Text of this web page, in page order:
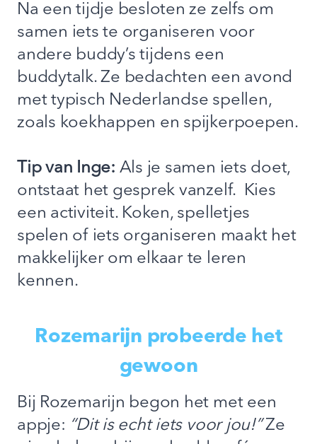
Na een tijdje besloten ze zelfs om
samen iets te organiseren voor
andere buddy’s tijdens een
buddytalk. Ze bedachten een avond
met typisch Nederlandse spellen,
zoals koekhappen en spijkerpoepen.
Tip van Inge: Als je samen iets doet,
ontstaat het gesprek vanzelf. Kies
een activiteit. Koken, spelletjes
spelen of iets organiseren maakt het
makkelijker om elkaar te leren
kennen.
Rozemarijn probeerde het
gewoon
Bij Rozemarijn begon het met een
appje: “Dit is echt iets voor jou!”Ze